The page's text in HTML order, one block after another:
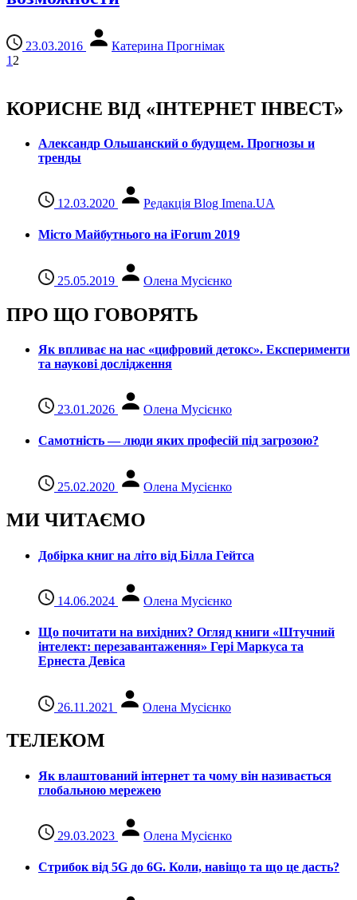
23.03.2016
Катерина Прогнімак
1 2
КОРИСНЕ ВІД «ІНТЕРНЕТ ІНВЕСТ»
Александр Ольшанский о будущем. Прогнозы и
тренды
12.03.2020 Редакція Blog Imena.UA
Місто Майбутнього на iForum 2019
25.05.2019 Олена Мусієнко
ПРО ЩО ГОВОРЯТЬ
Як впливає на нас «цифровий детокс». Експерименти
та наукові дослідження
23.01.2026 Олена Мусієнко
Самотність — люди яких професій під загрозою?
25.02.2020 Олена Мусієнко
МИ ЧИТАЄМО
Добірка книг на літо від Білла Гейтса
14.06.2024 Олена Мусієнко
Що почитати на вихідних? Огляд книги «Штучний
інтелект: перезавантаження» Гері Маркуса та
Ернеста Девіса
26.11.2021 Олена Мусієнко
ТЕЛЕКОМ
Як влаштований інтернет та чому він називається
глобальною мережею
29.03.2023 Олена Мусієнко
Стрибок від 5G до 6G. Коли, навіщо та що це даcть?